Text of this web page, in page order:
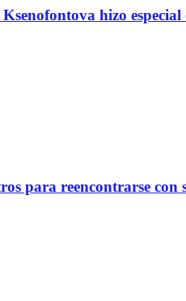
hizo especial
para reencontrarse